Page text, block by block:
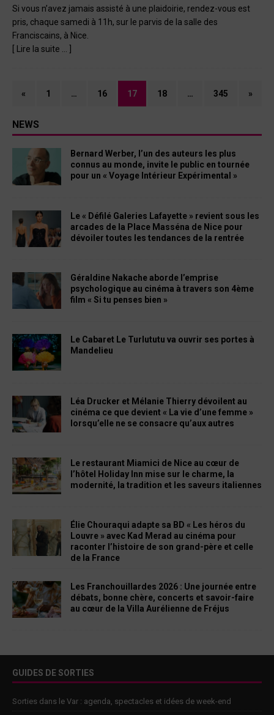
Si vous n’avez jamais assisté à une plaidoirie, rendez-vous est
pris, chaque samedi à 11h, sur le parvis de la salle des
Franciscains, à Nice.
[ Lire la suite … ]
« 1 … 16 17 18 … 345 »
NEWS
Bernard Werber, l’un des auteurs les plus
connus au monde, invite le public en tournée
pour un « Voyage Intérieur Expérimental »
Le « Défilé Galeries Lafayette » revient sous les
arcades de la Place Masséna de Nice pour
dévoiler toutes les tendances de la rentrée
Géraldine Nakache aborde l’emprise
psychologique au cinéma à travers son 4ème
film « Si tu penses bien »
Le Cabaret Le Turlututu va ouvrir ses portes à
Mandelieu
Léa Drucker et Mélanie Thierry dévoilent au
cinéma ce que devient « La vie d’une femme »
lorsqu’elle ne se consacre qu’aux autres
Le restaurant Miamici de Nice au cœur de
l’hôtel Holiday Inn mise sur le charme, la
modernité, la tradition et les saveurs italiennes
Élie Chouraqui adapte sa BD « Les héros du
Louvre » avec Kad Merad au cinéma pour
raconter l’histoire de son grand-père et celle
de la France
Les Franchouillardes 2026 : Une journée entre
débats, bonne chère, concerts et savoir-faire
au cœur de la Villa Aurélienne de Fréjus
GUIDES DE SORTIES
Sorties dans le Var : agenda, spectacles et idées de week-end